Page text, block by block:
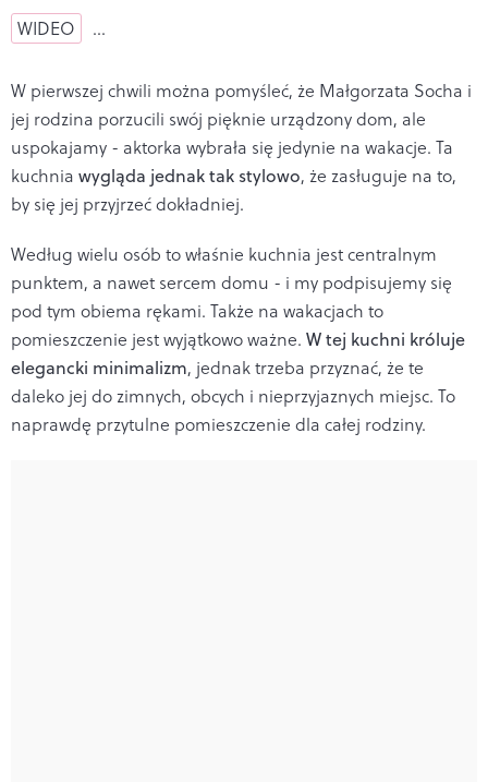
WIDEO …
W pierwszej chwili można pomyśleć, że Małgorzata Socha i
jej rodzina porzucili swój pięknie urządzony dom, ale
uspokajamy - aktorka wybrała się jedynie na wakacje. Ta
kuchnia wygląda jednak tak stylowo, że zasługuje na to,
by się jej przyjrzeć dokładniej.
Według wielu osób to właśnie kuchnia jest centralnym
punktem, a nawet sercem domu - i my podpisujemy się
pod tym obiema rękami. Także na wakacjach to
pomieszczenie jest wyjątkowo ważne. W tej kuchni króluje
elegancki minimalizm, jednak trzeba przyznać, że te
daleko jej do zimnych, obcych i nieprzyjaznych miejsc. To
naprawdę przytulne pomieszczenie dla całej rodziny.